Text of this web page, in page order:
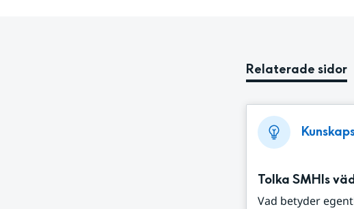
Relaterade sidor
Tolka SMHIs
Vad betyder